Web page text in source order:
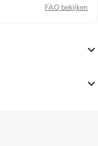
FAQ bekijken